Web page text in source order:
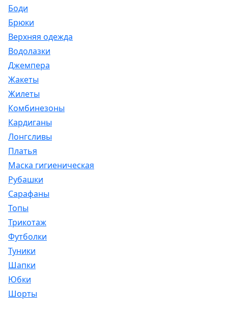
Боди
Брюки
Верхняя одежда
Водолазки
Джемпера
Жакеты
Жилеты
Комбинезоны
Кардиганы
Лонгсливы
Платья
Маска гигиеническая
Рубашки
Сарафаны
Топы
Трикотаж
Футболки
Туники
Шапки
Юбки
Шорты